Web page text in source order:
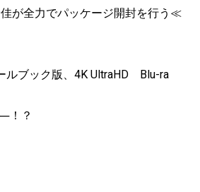
が全力でパッケージ開封を行う≪
ルブック版、4K UltraHD Blu-ra
！？